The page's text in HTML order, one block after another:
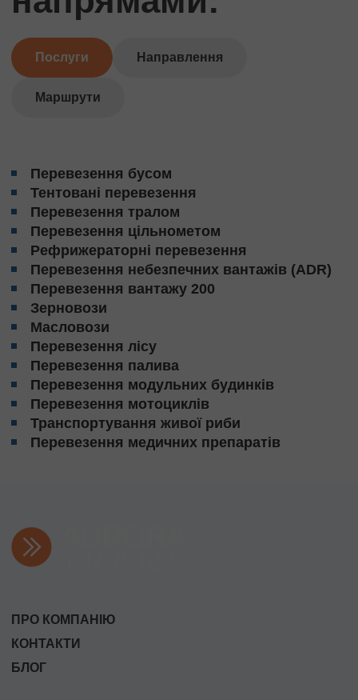
Послуги Направлення
Маршрути
Перевезення бусом
Тентовані перевезення
Перевезення тралом
Перевезення цільнометом
Рефрижераторні перевезення
Перевезення небезпечних вантажів (ADR)
Перевезення вантажу 200
Зерновози
Масловози
Перевезення лісу
Перевезення палива
Перевезення модульних будинків
Перевезення мотоциклів
Транспортування живої риби
Перевезення медичних препаратів
ПРО КОМПАНІЮ
КОНТАКТИ
БЛОГ